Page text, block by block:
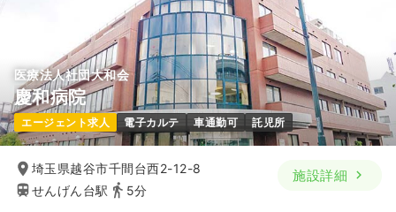
医療法人社団大和会
慶和病院
エージェント求人 電子カルテ 車通勤可 託児所
埼玉県越谷市千間台西2-12-8
せんげん台駅
5分
施設詳細